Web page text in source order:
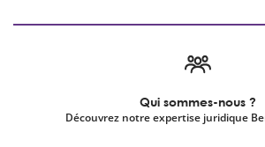
Qui sommes-nous ?
Découvrez notre expertise juridique